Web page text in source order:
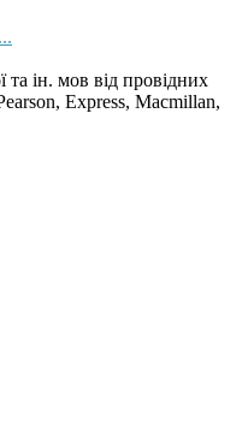
та ін. мов від провідних
Express, Macmillan,